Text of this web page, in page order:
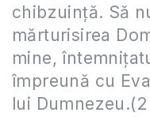
chibzuinţă. Să
mărturisirea
mine,
împreună cu
lui